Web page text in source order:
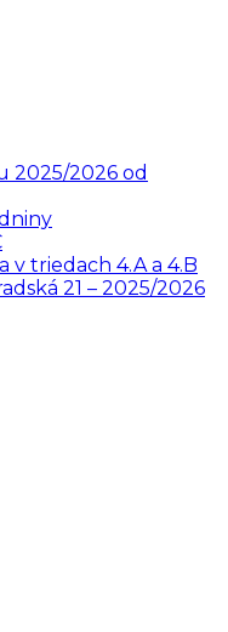
2025/2026 od
v triedach 4.A a 4.B
21 – 2025/2026